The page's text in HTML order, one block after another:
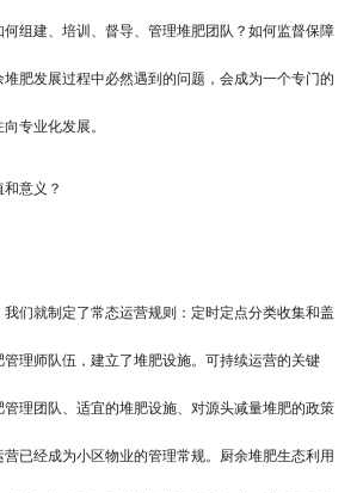
组建、培训、督导、管理堆肥团队？如何监督保障
肥发展过程中必然遇到的问题，会成为一个专门的
专业化发展。
意义？
们就制定了常态运营规则：定时定点分类收集和盖
理师队伍，建立了堆肥设施。可持续运营的关键
理团队、适宜的堆肥设施、对源头减量堆肥的政策
已经成为小区物业的管理常规。厨余堆肥生态利用